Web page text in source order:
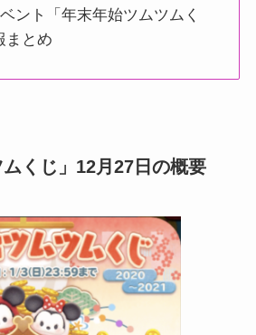
ント「年末年始ツムツムく
まとめ
ムくじ」12月27日の概要